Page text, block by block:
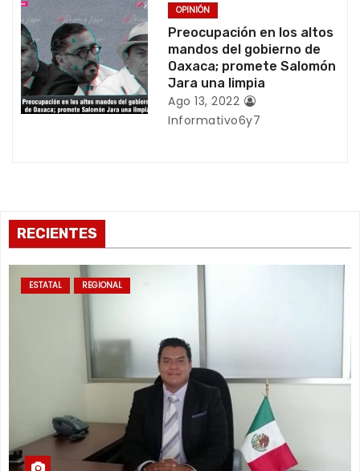
n
t
r
a
s
OPINIÓN
Preocupación en los altos
mandos del gobierno de
Oaxaca; promete Salomón
Jara una limpia
Ago 13, 2022
Informativo6y7
RECIENTES
ESTATAL REGIONAL